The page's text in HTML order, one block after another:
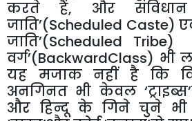
करते
हैं, और संविधान
जाति’(Scheduled Caste)
जाति’(Scheduled Tribe)
वर्ग’(BackwardClass) भी
यह
मजाक नहीं है कि
अनगिनत भी केवल‘ट्राइब्स’
और हिन्दू के गिने चुने भी